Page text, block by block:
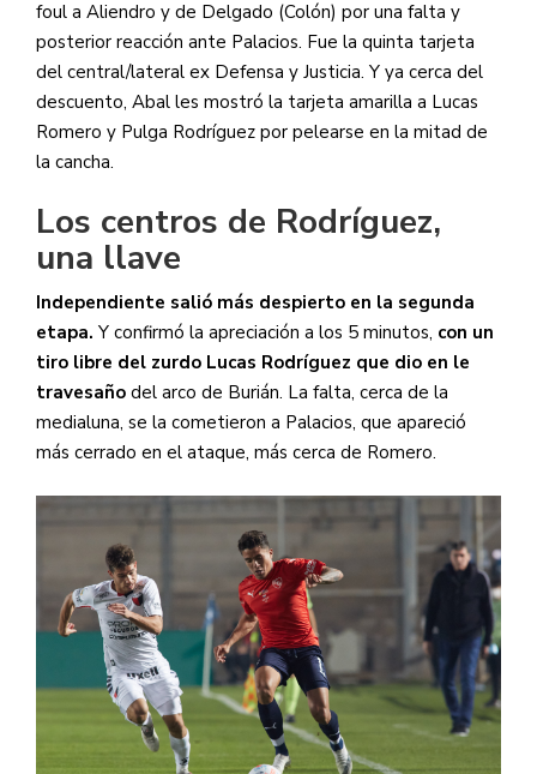
foul a Aliendro y de Delgado (Colón) por una falta y
posterior reacción ante Palacios. Fue la quinta tarjeta
del central/lateral ex Defensa y Justicia. Y ya cerca del
descuento, Abal les mostró la tarjeta amarilla a Lucas
Romero y Pulga Rodríguez por pelearse en la mitad de
la cancha.
Los centros de Rodríguez,
una llave
Independiente salió más despierto en la segunda
etapa. Y confirmó la apreciación a los 5 minutos, con un
tiro libre del zurdo Lucas Rodríguez que dio en le
travesaño del arco de Burián. La falta, cerca de la
medialuna, se la cometieron a Palacios, que apareció
más cerrado en el ataque, más cerca de Romero.